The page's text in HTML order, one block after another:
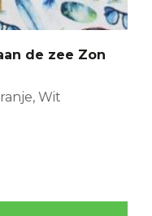
de zee Zon
Wit